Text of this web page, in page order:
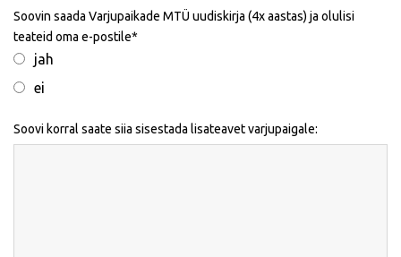
Soovin saada Varjupaikade MTÜ uudiskirja (4x aastas) ja olulisi
teateid oma e-postile
jah
ei
Soovi korral saate siia sisestada lisateavet varjupaigale: